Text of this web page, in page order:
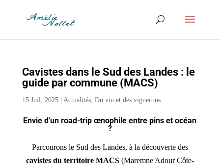
Cavistes dans le Sud des Landes : le
guide par commune (MACS)
15 Juil, 2025| Actualités, Du vin et des vignerons
Envie d'un road-trip œnophile entre pins et océan
?
Parcourons le Sud des Landes, à la découverte des
cavistes du territoire MACS(Maremne Adour Côte-